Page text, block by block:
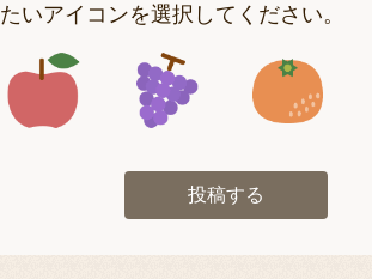
いアイコンを選択してください。
イコン2 アイコン3 アイコン4
投稿する